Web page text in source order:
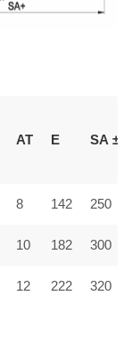
AT E SA ±2
8 142 250
10 182 300
12 222 320